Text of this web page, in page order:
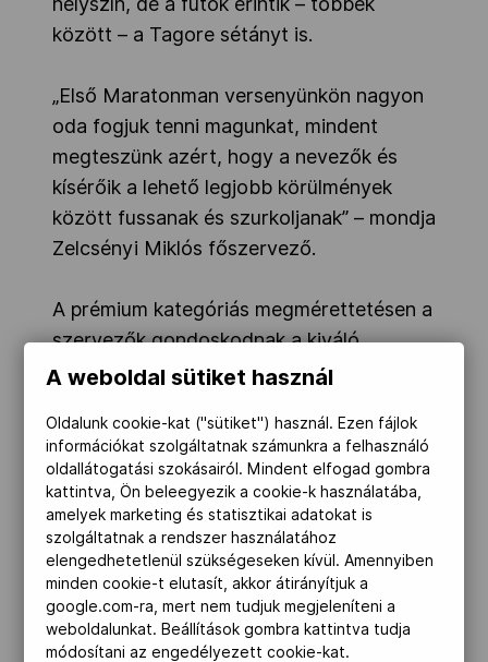
Adatbank
között – a Tagore sétányt is.
„Első Maratonman versenyünkön nagyon
oda fogjuk tenni magunkat, mindent
megteszünk azért, hogy a nevezők és
kísérőik a lehető legjobb körülmények
között fussanak és szurkoljanak” – mondja
Zelcsényi Miklós főszervező.
A prémium kategóriás megmérettetésen a
szervezők gondoskodnak a kiváló
minőségű frissítőkről is, így segítve a
lehető legtöbbet hozhassák ki magukból.
A célbaérést követően finom ételekkel és
szórakoztató programokkal teszik
felejthetetlen élménnyé ezt a napot.
„A nevezési díjak tartalmazzák a
versenyzők komplett frissítését! Minden
olyan kiegészítőt megtalálnak a frissítő
A weboldal sütiket használ
Oldalunk cookie-kat ("sütiket") használ. Ezen fájlok
információkat szolgáltatnak számunkra a felhasználó
oldallátogatási szokásairól. Mindent elfogad gombra
kattintva, Ön beleegyezik a cookie-k használatába,
amelyek marketing és statisztikai adatokat is
szolgáltatnak a rendszer használatához
elengedhetetlenül szükségeseken kívül. Amennyiben
minden cookie-t elutasít, akkor átirányítjuk a
google.com-ra, mert nem tudjuk megjeleníteni a
weboldalunkat. Beállítások gombra kattintva tudja
módosítani az engedélyezett cookie-kat.